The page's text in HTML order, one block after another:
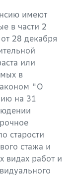
имеют
в части 2
28 декабря
или
в
"О
на 31
старости
стажа и
видах работ и